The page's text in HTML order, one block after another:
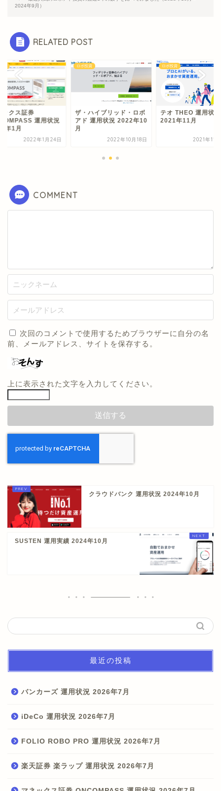
2024年9月）
RELATED POST
ックス証券
運用状況
年1月
2022年1月24日
ロボ投資
ザ・ハイブリッド・ロボ
アド 運用状況 2022年10
月
2022年10月18日
ロボ投資
テオ THEO 運用状況
2021年11月
2021年11
COMMENT
次回のコメントで使用するためブラウザーに自分の名
前、メールアドレス、サイトを保存する。
上に表示された文字を入力してください。
クラウドバンク 運用状況 2024年10月
SUSTEN 運用実績 2024年10月
最近の投稿
バンカーズ 運用状況 2026年7月
iDeCo 運用状況 2026年7月
FOLIO ROBO PRO 運用状況 2026年7月
楽天証券 楽ラップ 運用状況 2026年7月